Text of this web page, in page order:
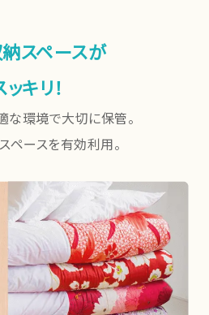
スペースが
ッキリ！
な環境で大切に保管。
ペースを有効利用。